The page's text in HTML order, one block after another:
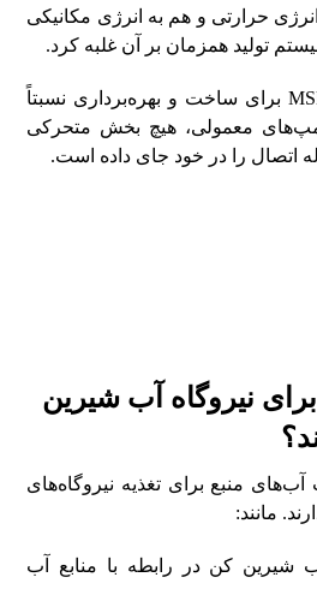
حرارتی و هم به انرژی مکانیکی
تولید همزمان بر آن غلبه کرد.
آب شیرین کن حرارتی MSF برای ساخت و بهره‌برداری نسبتاً
معمولی، هیچ بخش متحرکی
اتصال را در خود جای داده‌ است.
برای نیروگاه آب شیرین
منبع برای تغذیه نیروگاه‌های
مانند:
کن در رابطه با منابع آب